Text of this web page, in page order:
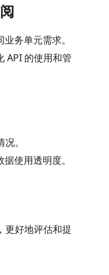
务单元需求。
API 的使用和管
。
使用透明度。
更好地评估和提